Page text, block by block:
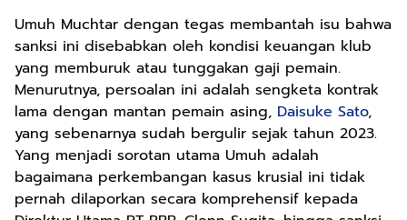
Umuh Muchtar dengan tegas membantah isu bahwa
sanksi ini disebabkan oleh kondisi keuangan klub
yang memburuk atau tunggakan gaji pemain.
Menurutnya, persoalan ini adalah sengketa kontrak
lama dengan mantan pemain asing, Daisuke Sato,
yang sebenarnya sudah bergulir sejak tahun 2023.
Yang menjadi sorotan utama Umuh adalah
bagaimana perkembangan kasus krusial ini tidak
pernah dilaporkan secara komprehensif kepada